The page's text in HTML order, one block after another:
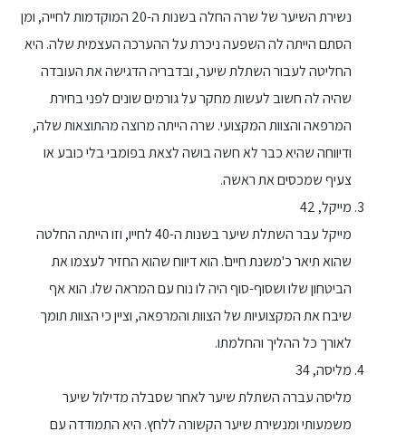
נשירת השיער של שרה החלה בשנות ה-20 המוקדמות לחייה, ומן
הסתם הייתה לה השפעה ניכרת על ההערכה העצמית שלה. היא
החליטה לעבור השתלת שיער, ובדבריה הדגישה את העובדה
שהיה לה חשוב לעשות מחקר על גורמים שונים לפני בחירת
המרפאה והצוות המקצועי. שרה הייתה מרוצה מהתוצאות שלה,
ודיווחה שהיא כבר לא חשה בושה לצאת בפומבי בלי כובע או
צעיף שמכסים את ראשה.
מייקל, 42
מייקל עבר השתלת שיער בשנות ה-40 לחייו, וזו הייתה החלטה
שהוא תיאר כ'משנת חיים'. הוא דיווח שהוא החזיר לעצמו את
הביטחון שלו ושסוף-סוף היה לו נוח עם המראה שלו. הוא אף
שיבח את המקצועיות של הצוות והמרפאה, וציין כי הצוות תומך
לאורך כל ההליך והחלמתו.
מליסה, 34
מליסה עברה השתלת שיער לאחר שסבלה מדילול שיער
משמעותי ומנשירת שיער הקשורה ללחץ. היא התמודדה עם